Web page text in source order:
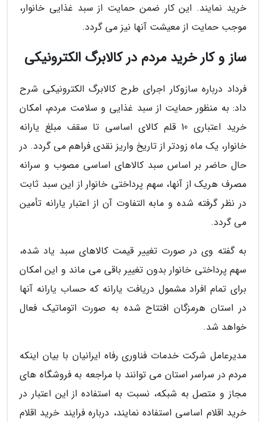
خرید نمایند. این کار ضمن حمایت از سبد غذایی خانوار،
موجب حمایت از معیشت آنها نیز می گردد.
ساز و کار خرید مردم در کالابرگ الکترونیکی
فرداد درباره سازوکار اجرای طرح کالابرگ الکترونیکی شرح
داد: به منظور حمایت از سبد غذایی و سلامت مردم، امکان
خرید اعتباری 10 قلم کالای اساسی تا سقف مبلغ یارانه
خانوار، یک ماه زودتر از تاریخ واریز نقدی فراهم می گردد. در
حال حاضر بر اساس سبد کالاهای اساسی مصوب و سرانه
مصرف هریک از آنها، سهم پرداختی خانوار از این سبد ثابت
در نظر گرفته شده و مابه التفاوت آن از اعتبار یارانه تأمین
می گردد.
به گفته وی در صورت تغییر قیمت کالاهای سبد یاد شده،
سهم پرداختی خانوار بدون تغییر باقی می ماند و این امکان
برای تمام افراد مشمول دریافت یارانه که حساب یارانه آنها
در استان هرمزگان افتتاح شده به صورت اتوماتیک فعال
خواهد شد.
مدیرعامل شرکت خدمات فناوری رفاه ایرانیان با بیان اینکه
مردم در سراسر استان می توانند با مراجعه به فروشگاه های
مجاز و متصل به شبکه، نسبت به استفاده از این اعتبار در
خرید اقلام اساسی استفاده نمایند، درباره فرایند خرید اقلام